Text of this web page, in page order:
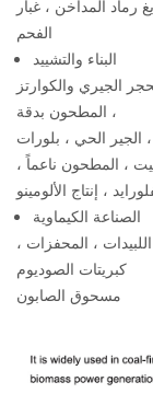
رماد المداخن ، غبار
الفحم
البناء والتشييد
الجيري والكوارتز
المطحون بدقة ،
الحي ، بلورات
، المطحون ناعماً ،
، إنتاج الألومينو
الصناعة الكيماوية
، المحفزات ،
مسحوق الصابون